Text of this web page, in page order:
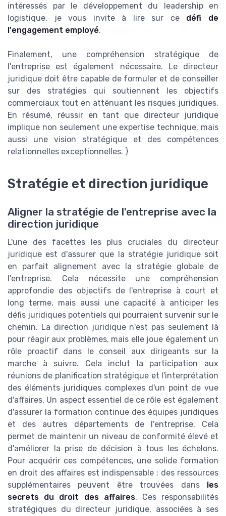
intéressés par le développement du leadership en
logistique, je vous invite à lire sur ce défi de
l'engagement employé.
Finalement, une compréhension stratégique de
l'entreprise est également nécessaire. Le directeur
juridique doit être capable de formuler et de conseiller
sur des stratégies qui soutiennent les objectifs
commerciaux tout en atténuant les risques juridiques.
En résumé, réussir en tant que directeur juridique
implique non seulement une expertise technique, mais
aussi une vision stratégique et des compétences
relationnelles exceptionnelles. }
Stratégie et direction juridique
Aligner la stratégie de l'entreprise avec la
direction juridique
L'une des facettes les plus cruciales du directeur
juridique est d'assurer que la stratégie juridique soit
en parfait alignement avec la stratégie globale de
l'entreprise. Cela nécessite une compréhension
approfondie des objectifs de l'entreprise à court et
long terme, mais aussi une capacité à anticiper les
défis juridiques potentiels qui pourraient survenir sur le
chemin. La direction juridique n'est pas seulement là
pour réagir aux problèmes, mais elle joue également un
rôle proactif dans le conseil aux dirigeants sur la
marche à suivre. Cela inclut la participation aux
réunions de planification stratégique et l'interprétation
des éléments juridiques complexes d'un point de vue
d'affaires. Un aspect essentiel de ce rôle est également
d'assurer la formation continue des équipes juridiques
et des autres départements de l'entreprise. Cela
permet de maintenir un niveau de conformité élevé et
d'améliorer la prise de décision à tous les échelons.
Pour acquérir ces compétences, une solide formation
en droit des affaires est indispensable ; des ressources
supplémentaires peuvent être trouvées dans
les
secrets du droit des affaires. Ces responsabilités
stratégiques du directeur juridique, associées à ses